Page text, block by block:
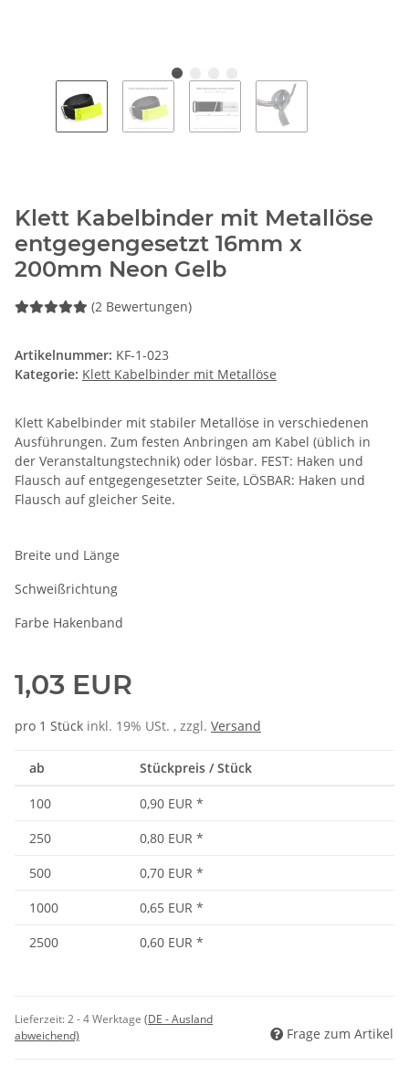
Klett Kabelbinder mit Metallöse
entgegengesetzt 16mm x
200mm Neon Gelb
(2 Bewertungen)
Artikelnummer: KF-1-023
Kategorie: Klett Kabelbinder mit Metallöse
Klett Kabelbinder mit stabiler Metallöse in verschiedenen
Ausführungen. Zum festen Anbringen am Kabel (üblich in
der Veranstaltungstechnik) oder lösbar. FEST: Haken und
Flausch auf entgegengesetzter Seite, LÖSBAR: Haken und
Flausch auf gleicher Seite.
Breite und Länge
Schweißrichtung
Farbe Hakenband
1,03 EUR
pro 1 Stück inkl. 19% USt. , zzgl. Versand
ab Stückpreis / Stück
100 0,90 EUR *
250
0,80 EUR *
500
0,70 EUR *
1000
0,65 EUR *
2500
0,60 EUR *
Lieferzeit:2 - 4 Werktage (DE - Ausland
abweichend)
Frage zum Artikel